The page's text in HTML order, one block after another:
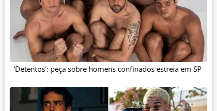
'Detentos': peça sobre homens confinados estreia em SP